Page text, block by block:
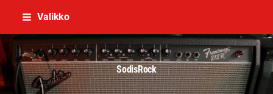
Siirry
sisältöön
Valikko
SodisRock